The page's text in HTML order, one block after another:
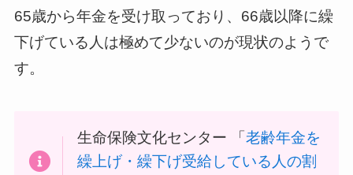
65歳から年金を受け取っており、66歳以降に繰
下げている人は極めて少ないのが現状のようで
す。
生命保険文化センター 「老齢年金を
繰上げ・繰下げ受給している人の割